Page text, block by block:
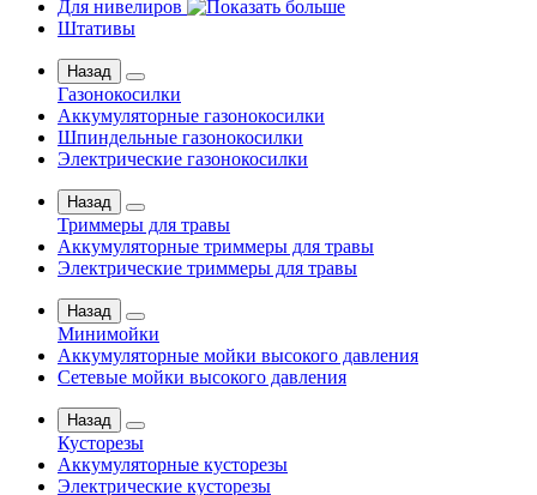
Для нивелиров
Штативы
Назад
Газонокосилки
Аккумуляторные газонокосилки
Шпиндельные газонокосилки
Электрические газонокосилки
Назад
Триммеры для травы
Аккумуляторные триммеры для травы
Электрические триммеры для травы
Назад
Минимойки
Аккумуляторные мойки высокого давления
Сетевые мойки высокого давления
Назад
Кусторезы
Аккумуляторные кусторезы
Электрические кусторезы